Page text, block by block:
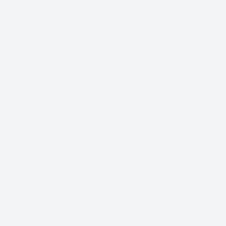
kannst Du auch einen Zuschuss erhalten.
mit Deinem Finanzierungs­partner.